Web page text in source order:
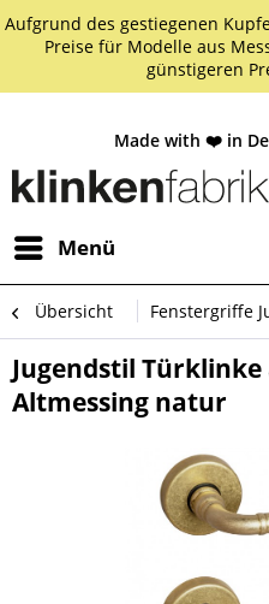
Aufgrund des gestiegenen
Preise für Modelle aus
günstigeren
Made with ❤️ in
Menü
Übersicht Fenstergriffe
Jugendstil
Altmessing natur